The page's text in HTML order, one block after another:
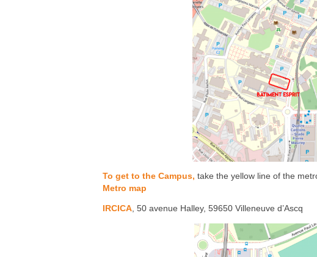
To get to the Campus, take the yellow line of the
Metro map
IRCICA, 50 avenue Halley, 59650 Villeneuve d’Ascq